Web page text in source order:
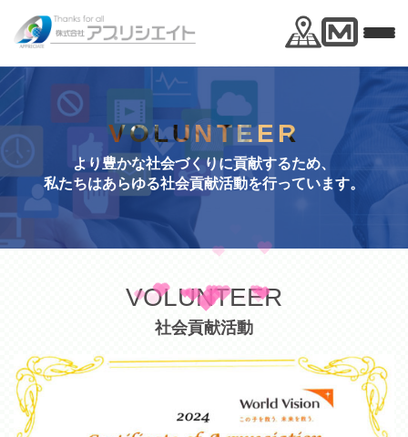
VOLUNTEER
より豊かな社会づくりに貢献するため、
私たちはあらゆる社会貢献活動を行っています。
VOLUNTEER
社会貢献活動